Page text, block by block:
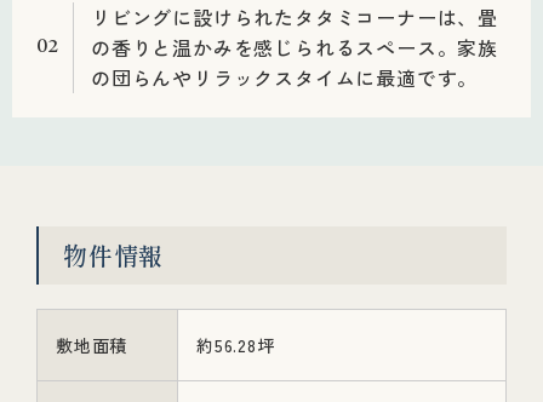
02
リビングに設けられたタタミコーナーは、畳
の香りと温かみを感じられるスペース。家族
の団らんやリラックスタイムに最適です。
物件情報
敷地面積 約56.28坪